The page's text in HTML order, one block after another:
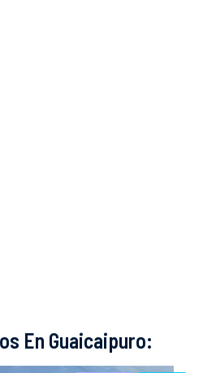
En Guaicaipuro: